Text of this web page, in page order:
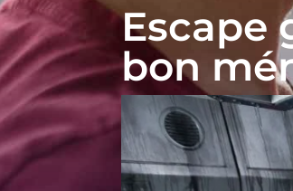
Escape
bon